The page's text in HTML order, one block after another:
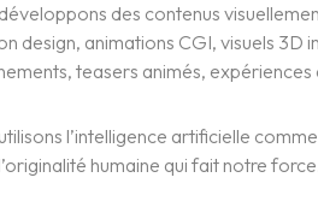
des contenus
design, animations CGI, visuels 3D
teasers animés, expériences
l’intelligence artificielle
humaine qui fait notre